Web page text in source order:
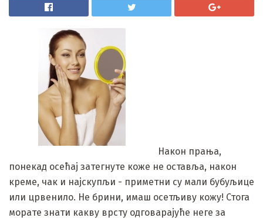
Након прања,
понекад осећај затегнуте коже не оставља, након
креме, чак и најскупљи - приметни су мали бубуљице
или црвенило. Не брини, имаш осетљиву кожу! Стога
морате знати какву врсту одговарајуће неге за